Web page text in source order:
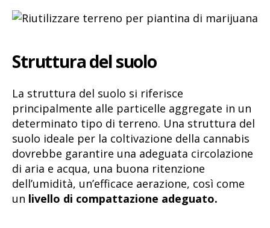
Struttura del suolo
La struttura del suolo si riferisce
principalmente alle particelle aggregate in un
determinato tipo di terreno. Una struttura del
suolo ideale per la coltivazione della cannabis
dovrebbe garantire una adeguata circolazione
di aria e acqua, una buona ritenzione
dell’umidità, un’efficace aerazione, così come
un livello di compattazione adeguato.